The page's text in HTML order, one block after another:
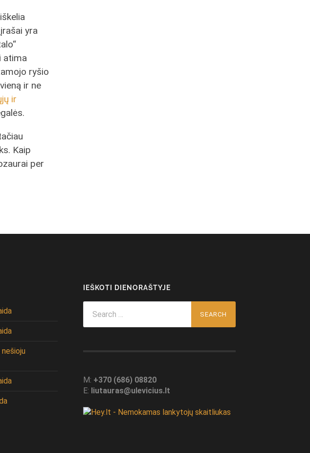
yra
atima
ryšio
ir ne
ir
Kaip
per
IEŠKOTI DIENORAŠTYJE
for:
M: +370 (686) 08820
E: liutauras@ulevicius.lt